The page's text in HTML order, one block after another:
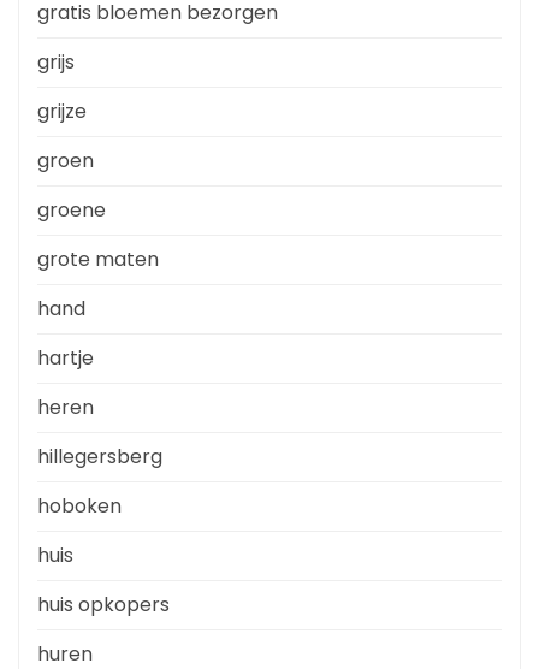
gratis bloemen bezorgen
grijs
grijze
groen
groene
grote maten
hand
hartje
heren
hillegersberg
hoboken
huis
huis opkopers
huren